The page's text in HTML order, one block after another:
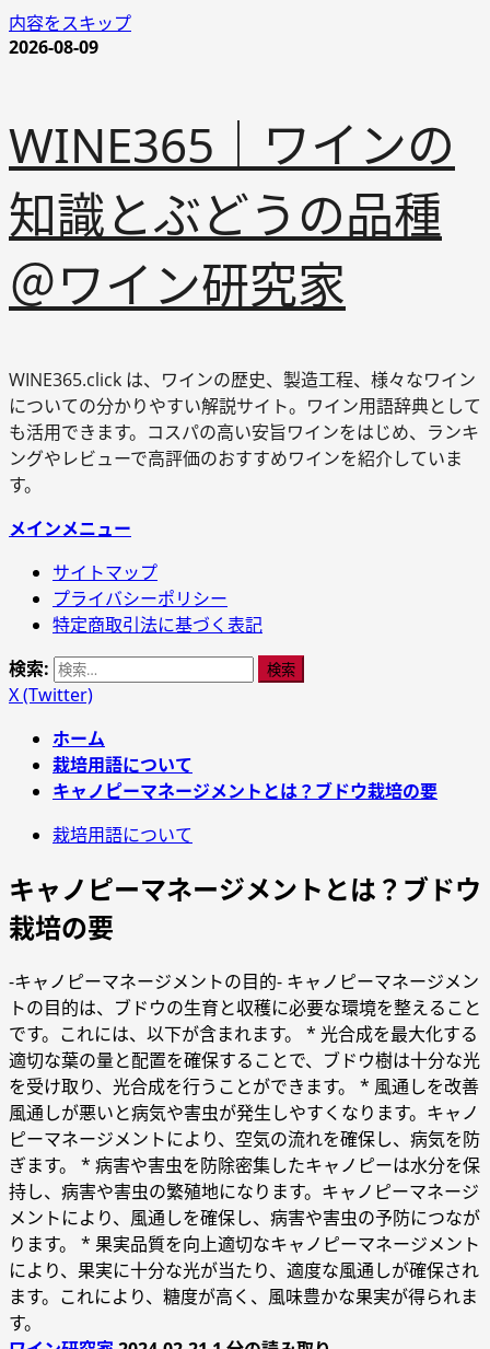
内容をスキップ
2026-08-09
WINE365｜ワインの
知識とぶどうの品種
＠ワイン研究家
WINE365.click は、ワインの歴史、製造工程、様々なワイン
についての分かりやすい解説サイト。ワイン用語辞典として
も活用できます。コスパの高い安旨ワインをはじめ、ランキ
ングやレビューで高評価のおすすめワインを紹介していま
す。
メインメニュー
サイトマップ
プライバシーポリシー
特定商取引法に基づく表記
検索:
X (Twitter)
ホーム
栽培用語について
キャノピーマネージメントとは？ブドウ栽培の要
栽培用語について
キャノピーマネージメントとは？ブドウ
栽培の要
-キャノピーマネージメントの目的- キャノピーマネージメン
トの目的は、ブドウの生育と収穫に必要な環境を整えること
です。これには、以下が含まれます。 * 光合成を最大化する
適切な葉の量と配置を確保することで、ブドウ樹は十分な光
を受け取り、光合成を行うことができます。 * 風通しを改善
風通しが悪いと病気や害虫が発生しやすくなります。キャノ
ピーマネージメントにより、空気の流れを確保し、病気を防
ぎます。 * 病害や害虫を防除密集したキャノピーは水分を保
持し、病害や害虫の繁殖地になります。キャノピーマネージ
メントにより、風通しを確保し、病害や害虫の予防につなが
ります。 * 果実品質を向上適切なキャノピーマネージメント
により、果実に十分な光が当たり、適度な風通しが確保され
ます。これにより、糖度が高く、風味豊かな果実が得られま
す。